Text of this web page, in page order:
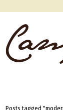
Posts tagged